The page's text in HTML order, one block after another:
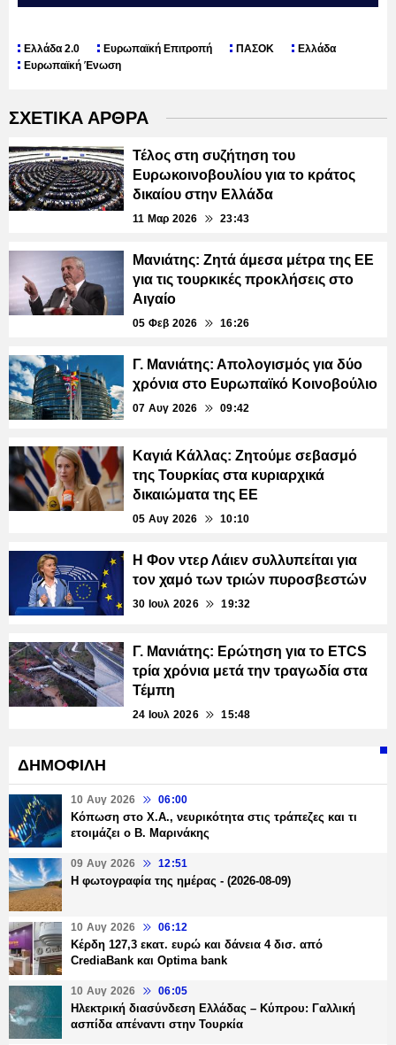
Ελλάδα 2.0 Ευρωπαϊκή Επιτροπή ΠΑΣΟΚ
Ελλάδα
Ευρωπαϊκή Ένωση
ΣΧΕΤΙΚΑ ΑΡΘΡΑ
Τέλος στη συζήτηση του
Ευρωκοινοβουλίου για το κράτος
δικαίου στην Ελλάδα
11 Μαρ 2026 23:43
Μανιάτης: Ζητά άμεσα μέτρα της ΕΕ
για τις τουρκικές προκλήσεις στο
Αιγαίο
05 Φεβ 2026 16:26
Γ. Μανιάτης: Απολογισμός για δύο
χρόνια στο Ευρωπαϊκό Κοινοβούλιο
07 Αυγ 2026 09:42
Καγιά Κάλλας: Ζητούμε σεβασμό
της Τουρκίας στα κυριαρχικά
δικαιώματα της ΕΕ
05 Αυγ 2026 10:10
Η Φον ντερ Λάιεν συλλυπείται για
τον χαμό των τριών πυροσβεστών
30 Ιουλ 2026 19:32
Γ. Μανιάτης: Ερώτηση για το ETCS
τρία χρόνια μετά την τραγωδία στα
Τέμπη
24 Ιουλ 2026 15:48
ΔΗΜΟΦΙΛΗ
10 Αυγ 2026 06:00
Κόπωση στο Χ.Α., νευρικότητα στις τράπεζες και τι
ετοιμάζει ο Β. Μαρινάκης
09 Αυγ 2026 12:51
Η φωτογραφία της ημέρας - (2026-08-09)
10 Αυγ 2026 06:12
Κέρδη 127,3 εκατ. ευρώ και δάνεια 4 δισ. από
CrediaBank και Optima bank
10 Αυγ 2026 06:05
Ηλεκτρική διασύνδεση Ελλάδας – Κύπρου: Γαλλική
ασπίδα απέναντι στην Τουρκία